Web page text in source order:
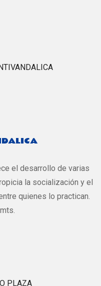
el desarrollo de varias
la socialización y el
quienes lo practican.